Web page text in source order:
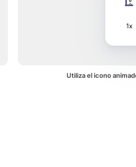
1x
Utiliza el icono